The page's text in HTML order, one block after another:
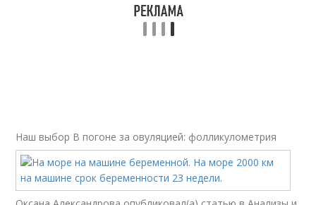
Наш выбор В погоне за овуляцией: фолликулометрия